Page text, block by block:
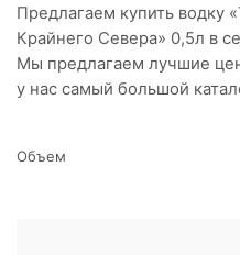
Предлагаем купить водку
Крайнего Севера» 0,5л в
Мы предлагаем лучшие
у нас самый большой
Объем